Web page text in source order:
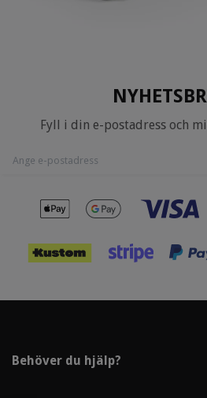
Fyll i din e-postadress och
Behöver du hjälp?